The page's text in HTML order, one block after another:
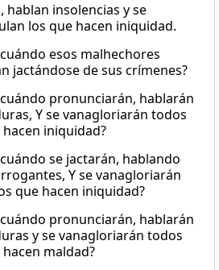
hablan insolencias y se
los que hacen iniquidad.
esos malhechores
jactándose de sus crímenes?
pronunciarán, hablarán
Y se vanagloriarán todos
hacen iniquidad?
se jactarán, hablando
Y se vanagloriarán
que hacen iniquidad?
pronunciarán, hablarán
y se vanagloriarán todos
maldad?